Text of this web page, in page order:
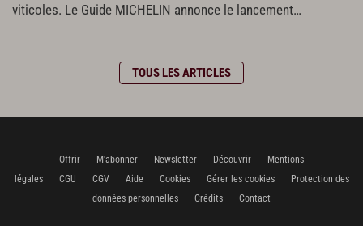
viticoles. Le Guide MICHELIN annonce le lancement…
TOUS LES ARTICLES
Offrir M'abonner Newsletter Découvrir
Mentions
légales
CGU CGV Aide Cookies Gérer les cookies
Protection des
données personnelles
Crédits Contact